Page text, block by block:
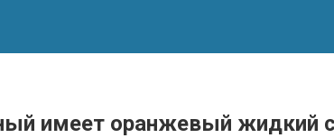
имеет оранжевый жидкий